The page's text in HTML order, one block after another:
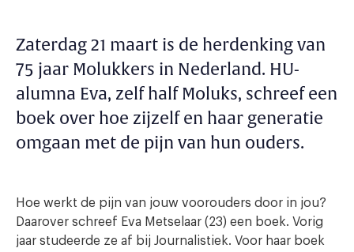
Zaterdag 21 maart is de herdenking van
75 jaar Molukkers in Nederland. HU-
alumna Eva, zelf half Moluks, schreef een
boek over hoe zijzelf en haar generatie
omgaan met de pijn van hun ouders.
Hoe werkt de pijn van jouw voorouders door in jou?
Daarover schreef Eva Metselaar (23) een boek. Vorig
jaar studeerde ze af bij Journalistiek. Voor haar boek